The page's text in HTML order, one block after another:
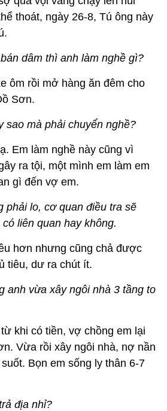
thoát, ngày 26-8, Tú ông này
dâm thì anh làm nghề gì?
ôm rồi mở hàng ăn đêm cho
Sơn.
sao mà phải chuyển nghề?
Em làm nghề này cũng vì
ra tội, một mình em làm em
gì đến vợ em.
phải lo, cơ quan điều tra sẽ
liên quan hay không.
hơn nhưng cũng chả được
tiêu, dư ra chút ít.
anh vừa xây ngôi nhà 3 tầng to
khi có tiền, vợ chồng em lại
Vừa rồi xây ngôi nhà, nợ nần
Bọn em sống ly thân 6-7
địa nhỉ?